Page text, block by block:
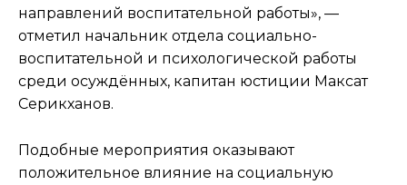
направлений воспитательной работы», —
отметил начальник отдела социально-
воспитательной и психологической работы
среди осуждённых, капитан юстиции Максат
Серикханов.
Подобные мероприятия оказывают
положительное влияние на социальную